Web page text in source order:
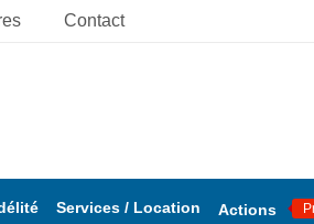
Contact
Services / Location Actions